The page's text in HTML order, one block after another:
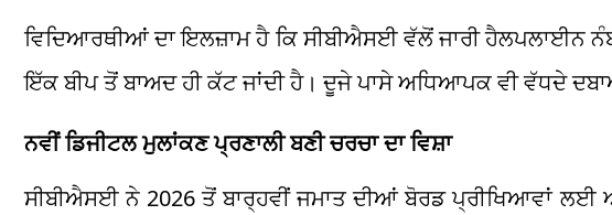
ਵਿਦਿਆਰਥੀਆਂ ਦਾ ਇਲਜ਼ਾਮ ਹੈ ਕਿ ਸੀਬੀਐਸਈ ਵੱਲੋਂ ਜਾਰੀ ਹੈਲਪਲਾਈਨ
ਇੱਕ ਬੀਪ ਤੋਂ ਬਾਅਦ ਹੀ ਕੱਟ ਜਾਂਦੀ ਹੈ। ਦੂਜੇ ਪਾਸੇ ਅਧਿਆਪਕ ਵੀ ਵੱਧਦੇ
ਨਵੀਂ ਡਿਜੀਟਲ ਮੁਲਾਂਕਣ ਪ੍ਰਣਾਲੀ ਬਣੀ ਚਰਚਾ ਦਾ ਵਿਸ਼ਾ
ਸੀਬੀਐਸਈ ਨੇ 2026 ਤੋਂ ਬਾਰ੍ਹਵੀਂ ਜਮਾਤ ਦੀਆਂ ਬੋਰਡ ਪ੍ਰੀਖਿਆਵਾਂ ਲਈ